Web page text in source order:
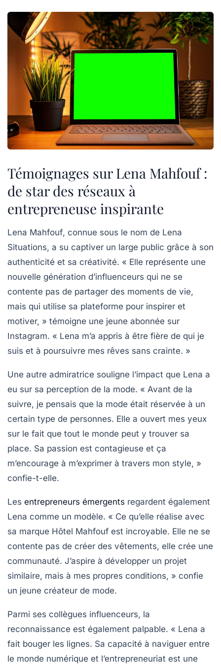
Témoignages sur Lena Mahfouf :
de star des réseaux à
entrepreneuse inspirante
Lena Mahfouf, connue sous le nom de Lena
Situations, a su captiver un large public grâce à son
authenticité et sa créativité. « Elle représente une
nouvelle génération d’influenceurs qui ne se
contente pas de partager des moments de vie,
mais qui utilise sa plateforme pour inspirer et
motiver, » témoigne une jeune abonnée sur
Instagram. « Lena m’a appris à être fière de qui je
suis et à poursuivre mes rêves sans crainte. »
Une autre admiratrice souligne l’impact que Lena a
eu sur sa perception de la mode. « Avant de la
suivre, je pensais que la mode était réservée à un
certain type de personnes. Elle a ouvert mes yeux
sur le fait que tout le monde peut y trouver sa
place. Sa passion est contagieuse et ça
m’encourage à m’exprimer à travers mon style, »
confie-t-elle.
Les entrepreneurs émergents regardent également
Lena comme un modèle. « Ce qu’elle réalise avec
sa marque Hôtel Mahfouf est incroyable. Elle ne se
contente pas de créer des vêtements, elle crée une
communauté. J’aspire à développer un projet
similaire, mais à mes propres conditions, » confie
un jeune créateur de mode.
Parmi ses collègues influenceurs, la
reconnaissance est également palpable. « Lena a
fait bouger les lignes. Sa capacité à naviguer entre
le monde numérique et l’entrepreneuriat est une